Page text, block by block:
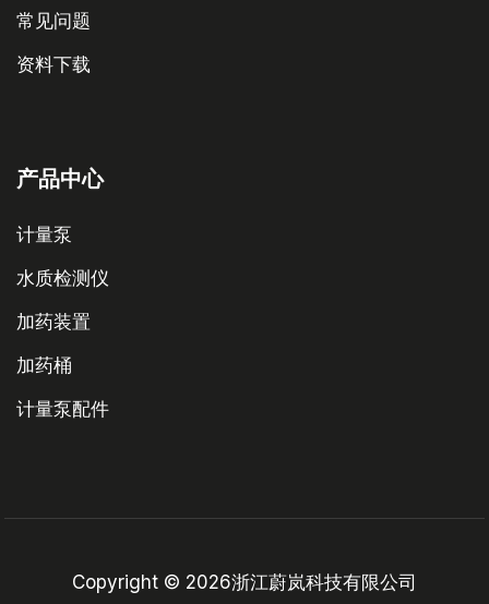
常见问题
资料下载
产品中心
计量泵
水质检测仪
加药装置
加药桶
计量泵配件
Copyright © 2026浙江蔚岚科技有限公司